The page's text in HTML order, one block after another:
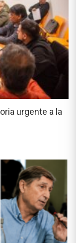
urgente a la